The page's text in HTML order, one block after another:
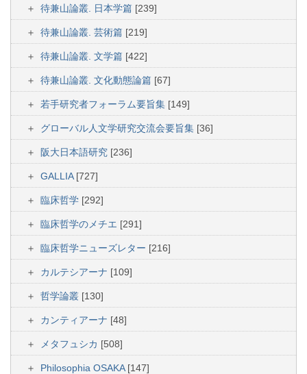
待兼山論叢. 日本学篇 [239]
待兼山論叢. 芸術篇 [219]
待兼山論叢. 文学篇 [422]
待兼山論叢. 文化動態論篇 [67]
若手研究者フォーラム要旨集 [149]
グローバル人文学研究交流会要旨集 [36]
阪大日本語研究 [236]
GALLIA [727]
臨床哲学 [292]
臨床哲学のメチエ [291]
臨床哲学ニューズレター [216]
カルテシアーナ [109]
哲学論叢 [130]
カンティアーナ [48]
メタフュシカ [508]
Philosophia OSAKA [147]